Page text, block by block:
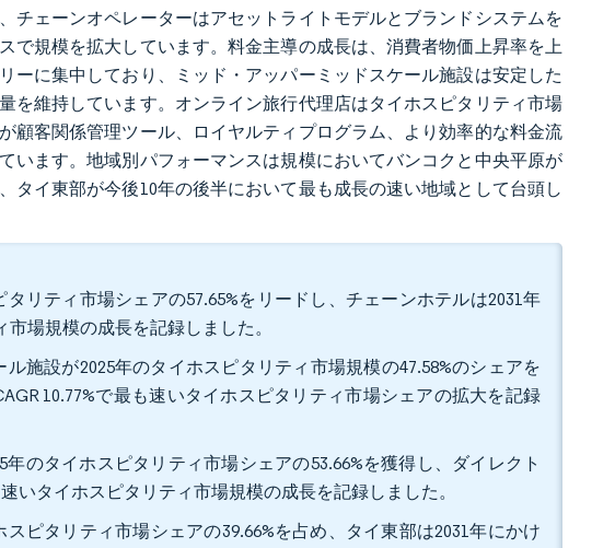
チェーンオペレーターはアセットライトモデルとブランドシステムを
で規模を拡大しています。料金主導の成長は、消費者物価上昇率を上
ーに集中しており、ミッド・アッパーミッドスケール施設は安定した
を維持しています。オンライン旅行代理店はタイホスピタリティ市場
顧客関係管理ツール、ロイヤルティプログラム、より効率的な料金流
います。地域別パフォーマンスは規模においてバンコクと中央平原が
イ東部が今後10年の後半において最も成長の速い地域として台頭し
リティ市場シェアの57.65%をリードし、チェーンホテルは2031年
場規模の成長を記録しました。
施設が2025年のタイホスピタリティ市場規模の47.58%のシェアを
10.77%で最も速いタイホスピタリティ市場シェアの拡大を記録
のタイホスピタリティ市場シェアの53.66%を獲得し、ダイレクト
いタイホスピタリティ市場規模の成長を記録しました。
ピタリティ市場シェアの39.66%を占め、タイ東部は2031年にかけ